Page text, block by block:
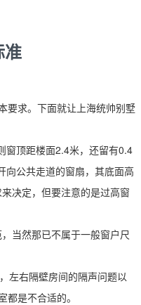
准
要求。下面就让上海统帅别墅
窗顶距楼面2.4米，还留有0.4
向公共走道的窗扇，其底面高
决定，但要注意的是过高窗
当然那已不属于一般窗户尺
左右隔壁房间的隔声问题以
是不合适的。